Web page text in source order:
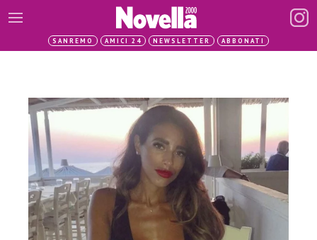
SANREMO AMICI 24 NEWSLETTER ABBONATI